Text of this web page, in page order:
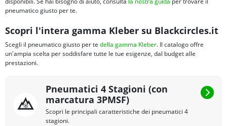
pneumatico giusto per te.
Scopri l'intera gamma Kleber su Blackcircles.it
Scegli il pneumatico giusto per te della gamma Kleber. Il catalogo offre
un'ampia scelta per soddisfare tutte le tue esigenze, dal budget alle
prestazioni.
Pneumatici 4 Stagioni (con
marcatura 3PMSF)
Scopri le principali caratteristiche dei pneumatici 4
stagioni.